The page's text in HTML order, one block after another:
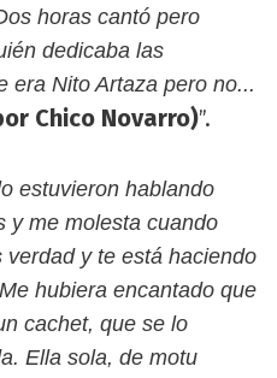
horas cantó pero
dedicaba las
era Nito Artaza pero no...
Chico Novarro)”.
estuvieron hablando
y me molesta cuando
y te está haciendo
hubiera encantado que
cachet, que se lo
Ella sola, de motu